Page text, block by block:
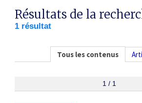
Recherche textuelle
Résultats de la
1 résultat
Tous les contenus
1 / 1